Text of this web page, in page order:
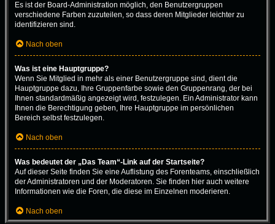
Es ist der Board-Administration möglich, den Benutzergruppen
verschiedene Farben zuzuteilen, so dass deren Mitglieder leichter zu
identifizieren sind.
Nach oben
Was ist eine Hauptgruppe?
Wenn Sie Mitglied in mehr als einer Benutzergruppe sind, dient die
Hauptgruppe dazu, Ihre Gruppenfarbe sowie den Gruppenrang, der bei
Ihnen standardmäßig angezeigt wird, festzulegen. Ein Administrator kann
Ihnen die Berechtigung geben, Ihre Hauptgruppe im persönlichen
Bereich selbst festzulegen.
Nach oben
Was bedeutet der „Das Team“-Link auf der Startseite?
Auf dieser Seite finden Sie eine Auflistung des Forenteams, einschließlich
der Administratoren und der Moderatoren. Sie finden hier auch weitere
Informationen wie die Foren, die diese im Einzelnen moderieren.
Nach oben